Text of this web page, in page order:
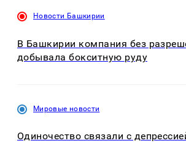
Новости Башкирии
В Башкирии компания без
добывала бокситную руду
Мировые новости
Одиночество связали с